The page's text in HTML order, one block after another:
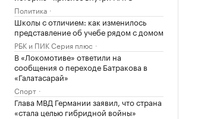
Политика
Школы с отличием: как изменилось
представление об учебе рядом с домом
РБК и ПИК Серия плюс
В «Локомотиве» ответили на
сообщения о переходе Батракова в
«Галатасарай»
Спорт
Глава МВД Германии заявил, что страна
«стала целью гибридной войны»